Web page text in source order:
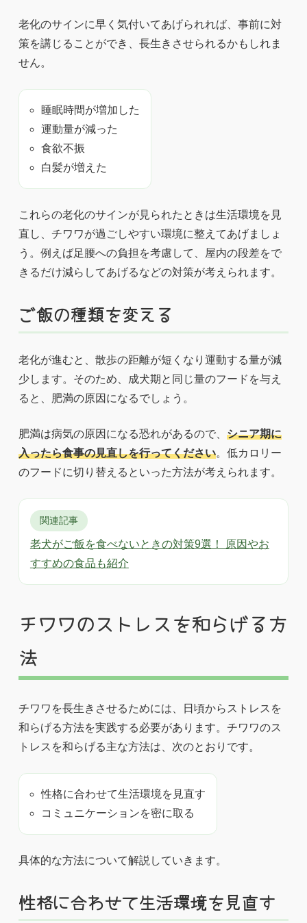
老化のサインに早く気付いてあげられれば、事前に対
策を講じることができ、長生きさせられるかもしれま
せん。
睡眠時間が増加した
運動量が減った
食欲不振
白髪が増えた
これらの老化のサインが見られたときは生活環境を見
直し、チワワが過ごしやすい環境に整えてあげましょ
う。例えば足腰への負担を考慮して、屋内の段差をで
きるだけ減らしてあげるなどの対策が考えられます。
ご飯の種類を変える
老化が進むと、散歩の距離が短くなり運動する量が減
少します。そのため、成犬期と同じ量のフードを与え
ると、肥満の原因になるでしょう。
肥満は病気の原因になる恐れがあるので、 シニア期に
入ったら食事の見直しを行ってください。低カロリー
のフードに切り替えるといった方法が考えられます。
関連記事
老犬がご飯を食べないときの対策9選！ 原因やお
すすめの食品も紹介
チワワのストレスを和らげる方
法
チワワを長生きさせるためには、日頃からストレスを
和らげる方法を実践する必要があります。チワワのス
トレスを和らげる主な方法は、次のとおりです。
性格に合わせて生活環境を見直す
コミュニケーションを密に取る
具体的な方法について解説していきます。
性格に合わせて生活環境を見直す